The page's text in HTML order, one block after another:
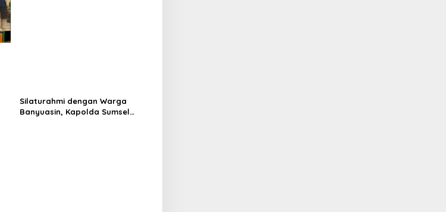
Silaturahmi dengan Warga
Banyuasin, Kapolda Sumsel